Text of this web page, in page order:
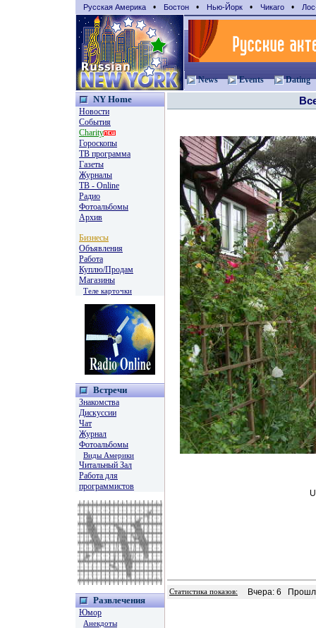
Русская Америка • Бостон • Нью-Йорк • Чикаго •
News Events Dating
NY Home
Новости
События
Charity
Гороскопы
TВ программа
Газеты
Журналы
ТВ - Online
Радио
Фотоальбомы
Архив
Бизнесы
Объявления
Работа
Куплю/Продам
Магазины
Теле карточки
Встречи
Знакомства
Дискуссии
Чат
Журнал
Фотоальбомы
Виды Америки
Читальный Зал
Работа для
программистов
Развлечения
Юмор
Анекдоты
Статистика показов: Вчера: 6